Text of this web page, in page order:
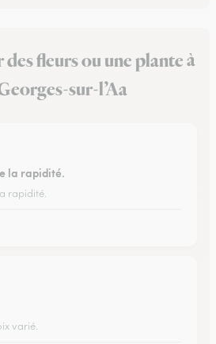
fleurs ou une plante à
sur-l’Aa
la rapidité.
rapidité.
varié.